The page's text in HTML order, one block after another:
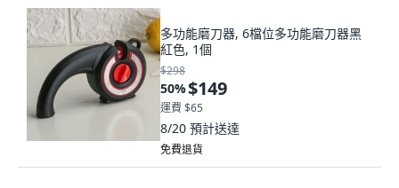
多功能磨刀器, 6檔位多功能磨刀器黑
紅色, 1個
$298
50%$149
運費 $65
8/20 預計送達
免費退貨